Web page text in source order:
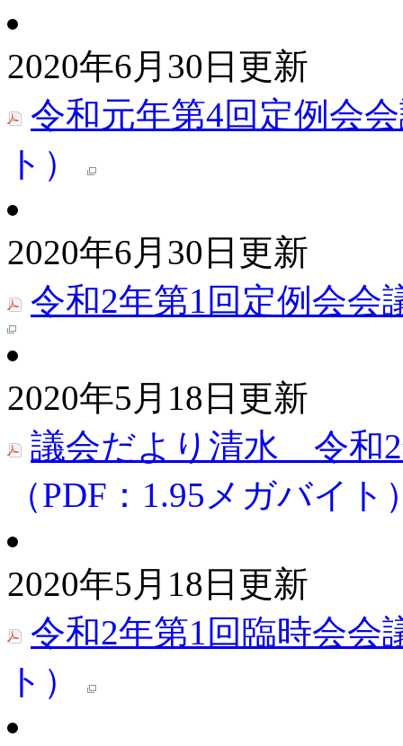
2020年6月30日更新
令和元年第4回定例会
ト）
2020年6月30日更新
令和2年第1回定例会会
2020年5月18日更新
議会だより清水 令和2
（PDF：1.95メガバイト
2020年5月18日更新
令和2年第1回臨時会会
ト）